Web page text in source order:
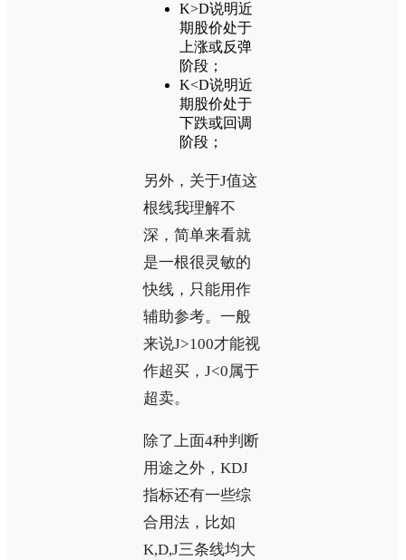
K>D说明近
期股价处于
上涨或反弹
阶段；
K<D说明近
期股价处于
下跌或回调
阶段；
另外，关于J值这
根线我理解不
深，简单来看就
是一根很灵敏的
快线，只能用作
辅助参考。一般
来说J>100才能视
作超买，J<0属于
超卖。
除了上面4种判断
用途之外，KDJ
指标还有一些综
合用法，比如
K,D,J三条线均大